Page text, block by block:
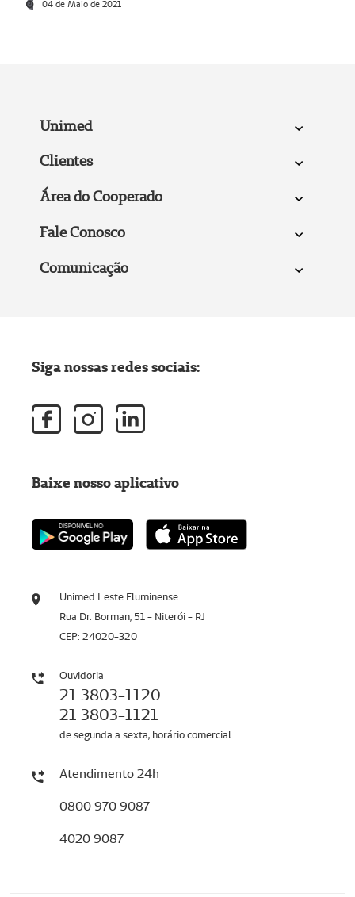
04 de Maio de 2021
Unimed
Clientes
Área do Cooperado
Fale Conosco
Comunicação
Unimed Leste Fluminense
Rua Dr. Borman, 51 - Niterói - RJ
CEP: 24020-320
Ouvidoria
21 3803-1120
21 3803-1121
de segunda a sexta, horário comercial
Atendimento 24h
0800 970 9087
4020 9087
Siga nossas redes sociais:
Baixe nosso aplicativo